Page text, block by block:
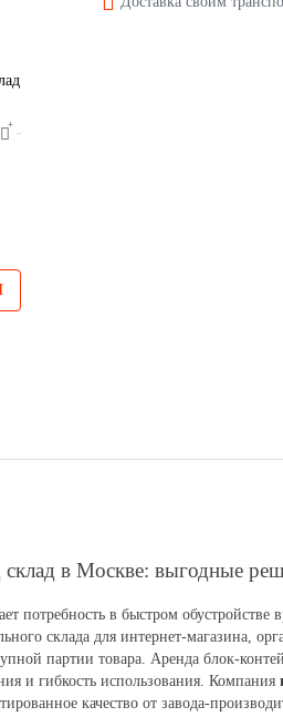
в Москве: выгодные
потребность в быстром обустройстве
склада для интернет-магазина,
партии товара. Аренда блок-
и гибкость использования. Компания
качество от завода-